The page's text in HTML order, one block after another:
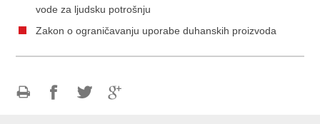
vode za ljudsku potrošnju
Zakon o ograničavanju uporabe duhanskih proizvoda